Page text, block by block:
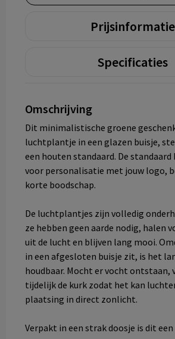
Prijsinformatie
Specificaties
Omschrijving
Dit minimalistische groene
luchtplantje in een glazen buisje,
een houten standaard. De
voor personalisatie met jouw logo,
korte boodschap.
De luchtplantjes zijn volledig
ze hebben geen aarde nodig, halen
uit de lucht en blijven lang mooi.
in een afgesloten buisje zit, is het
houdbaar. Mocht er vocht ontstaan,
tijdelijk de kurk zodat het kan
plaatsing in direct zonlicht.
Verpakt in een strak doosje is dit